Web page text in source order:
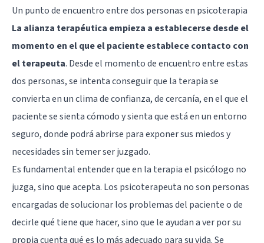
Un punto de encuentro entre dos personas en psicoterapia
La alianza terapéutica empieza a establecerse desde el
momento en el que el paciente establece contacto con
el terapeuta. Desde el momento de encuentro entre estas
dos personas, se intenta conseguir que la terapia se
convierta en un clima de confianza, de cercanía, en el que el
paciente se sienta cómodo y sienta que está en un entorno
seguro, donde podrá abrirse para exponer sus miedos y
necesidades sin temer ser juzgado.
Es fundamental entender que en la terapia el psicólogo no
juzga, sino que acepta. Los psicoterapeuta no son personas
encargadas de solucionar los problemas del paciente o de
decirle qué tiene que hacer, sino que le ayudan a ver por su
propia cuenta qué es lo más adecuado para su vida. Se